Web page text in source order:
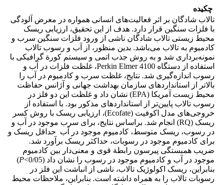
چکیده
تالاب شادگان بر اثر فعالیت‌های انسانی همواره در معرض آلودگی
با فلزات سنگین قرار دارد. هدف از این تحقیق، ارزیابی ریسک
محیط زیستی تالاب شادگان ناشی از ورود فلزات سنگین سرب و
کادمیوم به تالاب می‌باشد. بدین منظور، از آب و رسوب تالاب
نمونه‌برداری شد و به روش جذب اتمی و سیستم کورة گرافیکی با
استفاده از دستگاه Perkin Elmer 4100، غلظت فلزات در آب و
رسوب اندازه‌گیری شد. نتایج، غلظت سرب و کادمیوم در آب را
بالاتر از استانداردهای سازمان بهداشت جهانی و آژانس حفاظت
محیط زیست آمریکا (EPA) نشان داد و غلظت این دو فلز در
رسوب تالاب پایین‌تر از استانداردهای مذکور بود. با استفاده از
خروجی‌های مدل اکوفیت (Ecofate)، ارزیابی ریسک با روش کسر
ریسک (RQ) انجام شد. براساس نتایج، برای سرب موجود در آب و
در رسوب، ریسک متوسط، کادمیوم موجود در آب حداقل ریسک و
برای کادمیوم موجود در رسوبات، حداکثر ریسک برآورد شد.
ضریب همبستگی پیرسون رابطة قوی و معنی‌دار بین کادمیوم
موجود در آب و کادمیوم موجود در رسوب را نشان داد (0/05>
P
)
بنابراین، ریسک اکولوژیک تالاب، ناشی از انباشت این فلز در
رسوبات تالاب را به همراه داشته است. بنابراین، ملاحظات محیط